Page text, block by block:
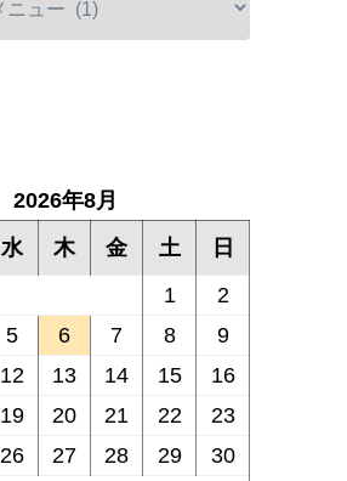
2026年8月
水 木 金 土
日
1
2
5 6 7 8
9
12 13 14 15
16
19 20 21 22
23
26 27 28 29
30